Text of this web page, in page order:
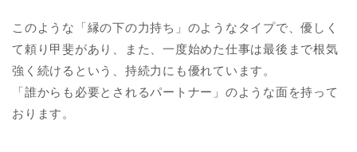
このような「縁の下の力持ち」のようなタイプで、優しく
て頼り甲斐があり、また、一度始めた仕事は最後まで根気
強く続けるという、持続力にも優れています。
「誰からも必要とされるパートナー」のような面を持って
おります。